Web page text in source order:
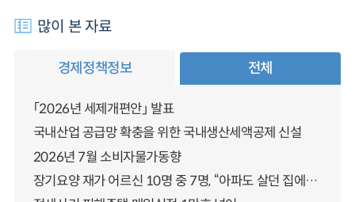
많이 본 자료
경제정책정보 전체
「2026년 세제개편안」 발표
국내산업 공급망 확충을 위한 국내생산세액공제 신설
2026년 7월 소비자물가동향
장기요양 재가 어르신 10명 중 7명, “아파도 살던 집에서 살겠다” 「2025년 장기요양실태조사」 결과 발표